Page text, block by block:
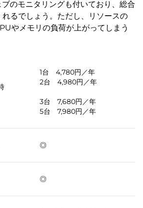
のモニタリングも付いており、総合
るでしょう。ただし、リソースの
やメモリの負荷が上がってしまう
1台 4,780円／年
2台 4,980円／年
3台 7,680円／年
5台 7,980円／年
◎
◎